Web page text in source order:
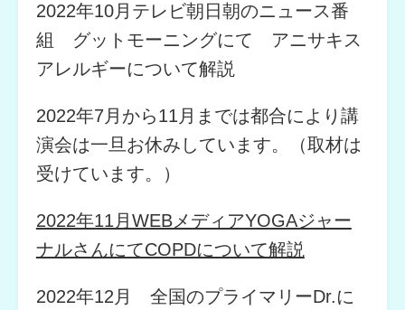
2022年10月テレビ朝日朝のニュース番
組 グットモーニングにて アニサキス
アレルギーについて解説
2022年7月から11月までは都合により講
演会は一旦お休みしています。（取材は
受けています。）
2022年11月WEBメディアYOGAジャー
ナルさんにてCOPDについて解説
2022年12月 全国のプライマリーDr.に